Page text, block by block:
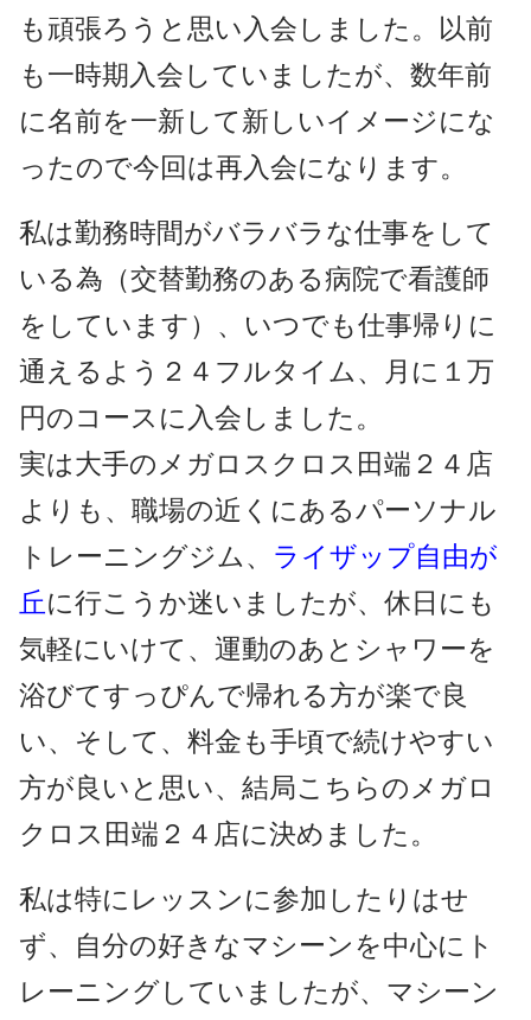
も頑張ろうと思い入会しました。以前
も一時期入会していましたが、数年前
に名前を一新して新しいイメージにな
ったので今回は再入会になります。
私は勤務時間がバラバラな仕事をして
いる為（交替勤務のある病院で看護師
をしています）、いつでも仕事帰りに
通えるよう２４フルタイム、月に１万
円のコースに入会しました。
実は大手のメガロスクロス田端２４店
よりも、職場の近くにあるパーソナル
トレーニングジム、 ライザップ自由が
丘に行こうか迷いましたが、休日にも
気軽にいけて、運動のあとシャワーを
浴びてすっぴんで帰れる方が楽で良
い、そして、料金も手頃で続けやすい
方が良いと思い、結局こちらのメガロ
クロス田端２４店に決めました。
私は特にレッスンに参加したりはせ
ず、自分の好きなマシーンを中心にト
レーニングしていましたが、マシーン